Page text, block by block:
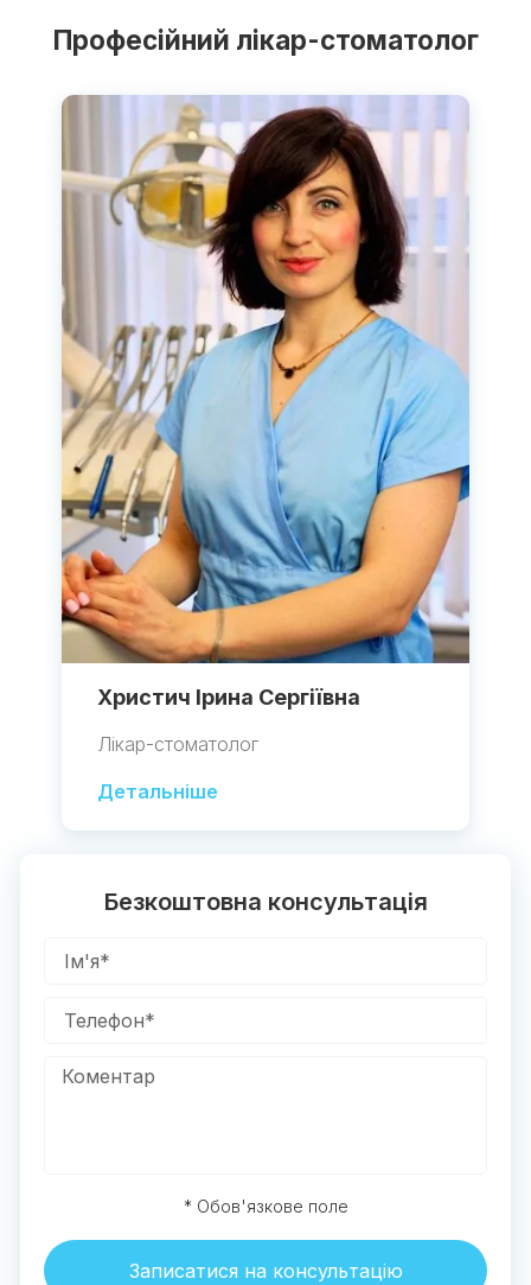
Професійний лікар-стоматолог
Христич Ірина Сергіївна
Лікар-стоматолог
Детальніше
Безкоштовна консультація
* Обов'язкове поле
Записатися на консультацію